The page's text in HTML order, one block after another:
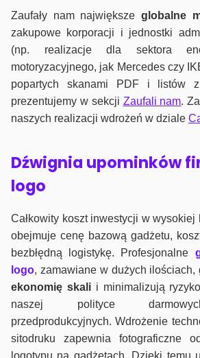
Zaufały nam największeglobalne
zakupowe korporacji i jednostki
(np. realizacje dla sektora
motoryzacyjnego, jak Mercedes czy
popartych skanami PDF i listów z
prezentujemy w sekcji Zaufali nam.
naszych realizacji wdrożeń w dziale
Dźwignia upominków
logo
Całkowity koszt inwestycji w
obejmuje cenę bazową gadżetu,
bezbłędną logistykę. Profesjonalne
logo, zamawiane w dużych ilościach,
ekonomię skalii minimalizują
naszej polityce
przedprodukcyjnych. Wdrożenie
sitodruku zapewnia fotograficzne